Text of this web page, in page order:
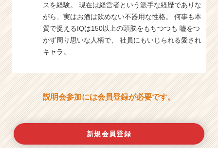
スを経験。 現在は経営者という派手な経歴でありな
がら、実はお酒は飲めない不器用な性格。 何事も本
質で捉えるIQは150以上の頭脳をもちつつも 嘘をつ
かず周り思いな人柄で、 社員にもいじられる愛され
キャラ。
説明会参加には会員登録が必要です。
新規会員登録